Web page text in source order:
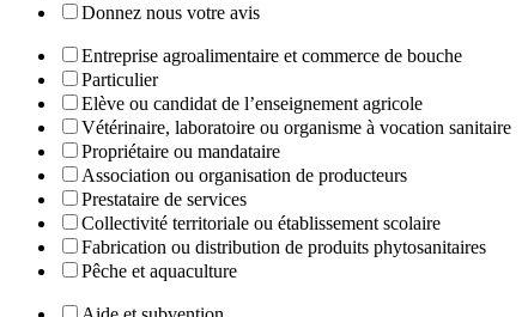
Donnez nous votre avis
Entreprise agroalimentaire et commerce de bouche
Particulier
Elève ou candidat de l’enseignement agricole
Vétérinaire, laboratoire ou organisme à vocation sanitaire
Propriétaire ou mandataire
Association ou organisation de producteurs
Prestataire de services
Collectivité territoriale ou établissement scolaire
Fabrication ou distribution de produits phytosanitaires
Pêche et aquaculture